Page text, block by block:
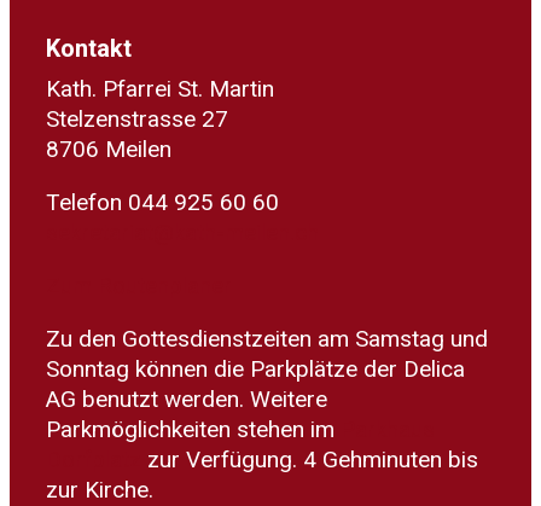
Kontakt
Kath. Pfarrei St. Martin
Stelzenstrasse 27
8706 Meilen
Telefon 044 925 60 60
Zu den Gottesdienstzeiten am Samstag und
Sonntag können die Parkplätze der Delica
AG benutzt werden. Weitere
Parkmöglichkeiten stehen im
zur Verfügung. 4 Gehminuten bis
zur Kirche.